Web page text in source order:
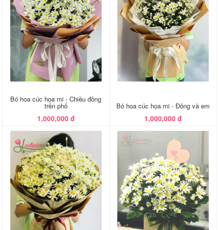
Bó hoa cúc họa mi - Chiều đông
trên phố
1,000,000 đ
Bó hoa cúc họa mi - Đông và em
1,000,000 đ